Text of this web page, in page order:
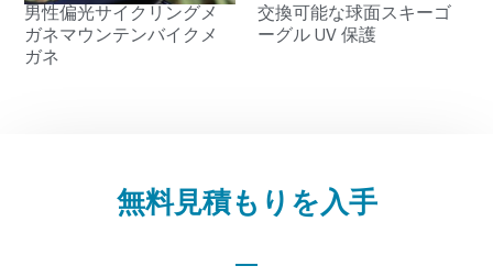
男性偏光サイクリングメ
ガネマウンテンバイクメ
ガネ
交換可能な球面スキーゴ
ーグル UV 保護
無料見積もりを入手